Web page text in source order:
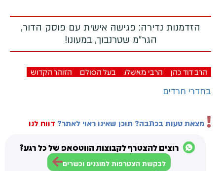
הזדמנות נדירה: פגישה אישית עם פוסק הדור,
הגר"מ שטרנבוך, במעונו!
הרב דוד כהן הרבי מאשלג בעל הסולם הזוהר הקדוש
בחדרי חרדים
מצאת טעות בכתבה? תוכן שאינו ראוי לאתר? דווח לנו
רוצים להצטרף לקבוצות הווטסאפ של כל רגע?
לבקשת הצטרפות למוגנים וכשרים